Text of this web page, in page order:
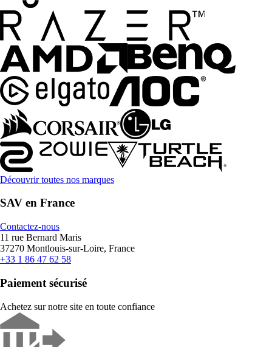
Découvrir toutes nos marques
SAV en France
Contactez-nous
11 rue Bernard Maris
37270 Montlouis-sur-Loire, France
+33 1 86 47 62 58
Paiement sécurisé
Achetez sur notre site en toute confiance